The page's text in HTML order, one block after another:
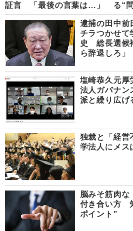
証言 「最後の言葉は…」
る“
逮捕の田中前
チラつかせて
史 総長選候
ら辞退しろ」
塩崎恭久元厚
法人ガバナン
派と繰り広げ
独裁と「経営
学法人にメス
脳みそ筋肉な
付き合い方
ポイント”